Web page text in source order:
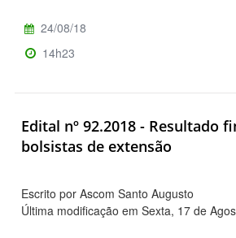
24/08/18
14h23
Edital nº 92.2018 - Resultado
bolsistas de extensão
Escrito por Ascom Santo Augusto
Última modificação em Sexta, 17 de